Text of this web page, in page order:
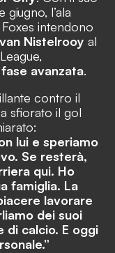
l’ala
intendono
Nistelrooy al
avanzata.
contro il
sfiorato il gol
lui e speriamo
Se resterà,
qui. Ho
famiglia. La
lavorare
dei suoi
di calcio. E oggi